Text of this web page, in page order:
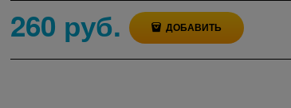
260 руб. ДОБАВИТЬ